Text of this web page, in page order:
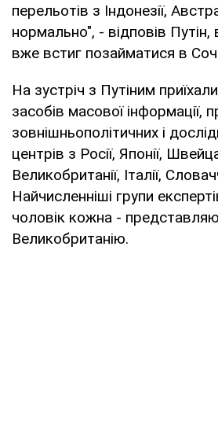
перельотів з Індонезії,
нормально", - відповів
вже встиг позайматися в
На зустріч з Путіним
засобів масової інформації,
зовнішньополітичних і
центрів з Росії, Японії,
Великобританії, Італії,
Найчисленніші групи
чоловік кожна -
Великобританію.